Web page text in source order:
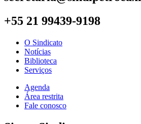
+55 21 99439-9198
O Sindicato
Notícias
Biblioteca
Serviços
Agenda
Área restrita
Fale conosco